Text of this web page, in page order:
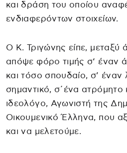
και δράση του οποίου
ενδιαφερόντων στοιχείων.
Ο Κ. Τριγώνης είπε, μεταξύ
απόψε φόρο τιμής σ‘ έναν
και τόσο σπουδαίο, σ’ έναν
σημαντικό, σ΄ένα ατρόμητο
ιδεολόγο, Αγωνιστή της
Οικουμενικό Έλληνα, που
και να μελετούμε.